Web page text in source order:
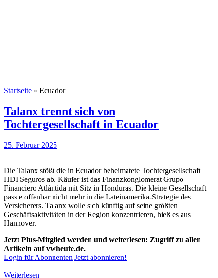
Startseite » Ecuador
Talanx trennt sich von
Tochtergesellschaft in Ecuador
25. Februar 2025
Die Talanx stößt die in Ecuador beheimatete Tochtergesellschaft
HDI Seguros ab. Käufer ist das Finanzkonglomerat Grupo
Financiero Atlántida mit Sitz in Honduras. Die kleine Gesellschaft
passte offenbar nicht mehr in die Lateinamerika-Strategie des
Versicherers. Talanx wolle sich künftig auf seine größten
Geschäftsaktivitäten in der Region konzentrieren, hieß es aus
Hannover.
Jetzt Plus-Mitglied werden und weiterlesen: Zugriff zu allen
Artikeln auf vwheute.de.
Login für Abonnenten Jetzt abonnieren!
Weiterlesen